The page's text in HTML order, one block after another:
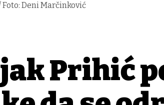
Deni Marčinković
Prihić